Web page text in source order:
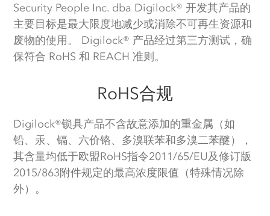
Security People Inc. dba Digilock® 开发其产品的
主要目标是最大限度地减少或消除不可再生资源和
废物的使用。 Digilock® 产品经过第三方测试，确
保符合 RoHS 和 REACH 准则。
RoHS合规
Digilock®锁具产品不含故意添加的重金属（如
铅、汞、镉、六价铬、多溴联苯和多溴二苯醚），
其含量均低于欧盟RoHS指令2011/65/EU及修订版
2015/863附件规定的最高浓度限值（特殊情况除
外）。